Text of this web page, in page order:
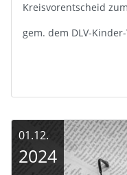
Kreisvorentscheid
gem. dem DLV-
01.12.
2024